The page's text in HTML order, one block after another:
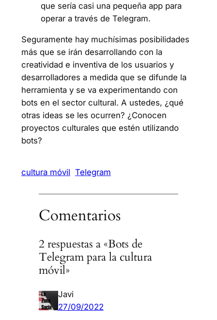
que sería casi una pequeña app para
operar a través de Telegram.
Seguramente hay muchísimas posibilidades
más que se irán desarrollando con la
creatividad e inventiva de los usuarios y
desarrolladores a medida que se difunde la
herramienta y se va experimentando con
bots en el sector cultural. A ustedes, ¿qué
otras ideas se les ocurren? ¿Conocen
proyectos culturales que estén utilizando
bots?
cultura móvil Telegram
Comentarios
2 respuestas a «Bots de
Telegram para la cultura
móvil»
Javi
27/09/2022